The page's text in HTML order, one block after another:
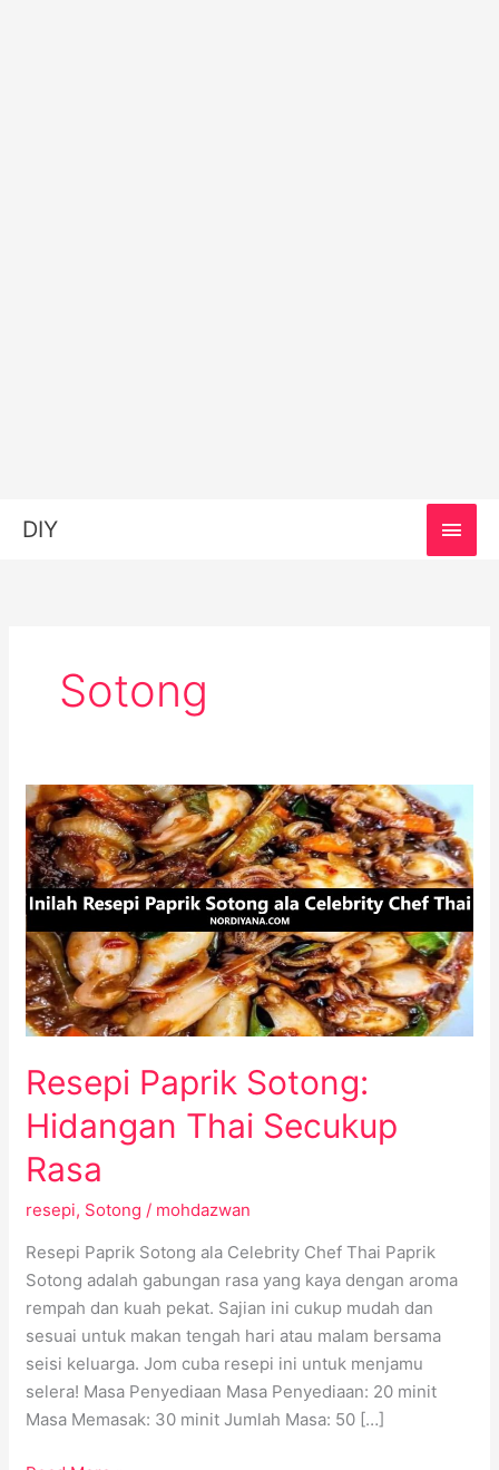
DIY
Sotong
Resepi Paprik Sotong:
Hidangan Thai Secukup
Rasa
resepi, Sotong / mohdazwan
Resepi Paprik Sotong ala Celebrity Chef Thai Paprik
Sotong adalah gabungan rasa yang kaya dengan aroma
rempah dan kuah pekat. Sajian ini cukup mudah dan
sesuai untuk makan tengah hari atau malam bersama
seisi keluarga. Jom cuba resepi ini untuk menjamu
selera! Masa Penyediaan Masa Penyediaan: 20 minit
Masa Memasak: 30 minit Jumlah Masa: 50 […]
Resepi
Paprik
Sotong:
Hidangan
Thai
Secukup
Rasa